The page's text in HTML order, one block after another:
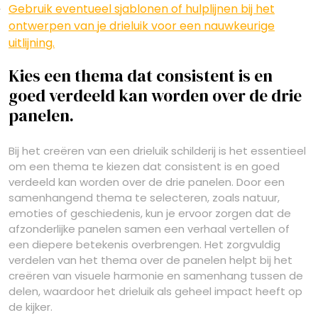
Gebruik eventueel sjablonen of hulplijnen bij het
ontwerpen van je drieluik voor een nauwkeurige
uitlijning.
Kies een thema dat consistent is en
goed verdeeld kan worden over de drie
panelen.
Bij het creëren van een drieluik schilderij is het essentieel
om een thema te kiezen dat consistent is en goed
verdeeld kan worden over de drie panelen. Door een
samenhangend thema te selecteren, zoals natuur,
emoties of geschiedenis, kun je ervoor zorgen dat de
afzonderlijke panelen samen een verhaal vertellen of
een diepere betekenis overbrengen. Het zorgvuldig
verdelen van het thema over de panelen helpt bij het
creëren van visuele harmonie en samenhang tussen de
delen, waardoor het drieluik als geheel impact heeft op
de kijker.